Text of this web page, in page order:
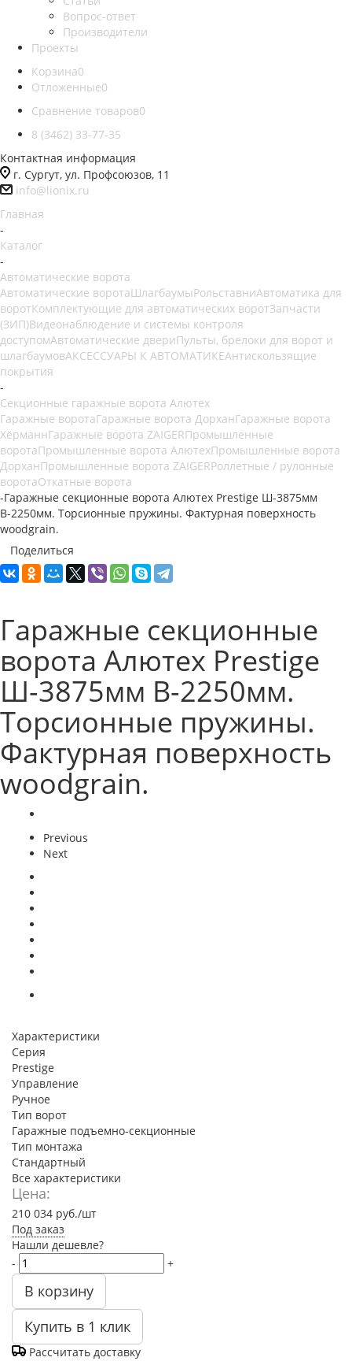
Вопрос-ответ
Производители
Проекты
Корзина0
Отложенные0
Сравнение товаров0
8 (3462) 33-77-35
Контактная информация
г. Сургут, ул. Профсоюзов, 11
info@lionix.ru
Главная
-
Каталог
-
Автоматические ворота
Автоматические воротаШлагбаумыРольставниАвтоматика для
воротКомплектующие для автоматических воротЗапчасти
(ЗИП)Видеонаблюдение и системы контроля
доступомАвтоматические двериПульты, брелоки для ворот и
шлагбаумовАКСЕССУАРЫ К АВТОМАТИКЕАнтискользящие
покрытия
-
Секционные гаражные ворота Алютех
Гаражные воротаГаражные ворота ДорханГаражные ворота
ХёрманнГаражные ворота ZAIGERПромышленные
воротаПромышленные ворота АлютехПромышленные ворота
ДорханПромышленные ворота ZAIGERРоллетные / рулонные
воротаОткатные ворота
-Гаражные секционные ворота Алютех Prestige Ш-3875мм
В-2250мм. Торсионные пружины. Фактурная поверхность
woodgrain.
Поделиться
Гаражные секционные
ворота Алютех Prestige
Ш-3875мм В-2250мм.
Торсионные пружины.
Фактурная поверхность
woodgrain.
Previous
Next
Характеристики
Серия
Prestige
Управление
Ручное
Тип ворот
Гаражные подъемно-секционные
Тип монтажа
Стандартный
Все характеристики
Цена:
210 034 руб./шт
Под заказ
Нашли дешевле?
-
+
В корзину
Купить в 1 клик
Рассчитать доставку